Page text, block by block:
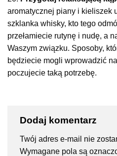
aromatycznej piany i kieliszek
szklanka whisky, kto tego
przełamiecie rutynę i nudę, a
Waszym związku. Sposoby,
będziecie mogli wprowadzić
poczujecie taką potrzebę.
Dodaj komentarz
Twój adres e-mail nie
Wymagane pola są